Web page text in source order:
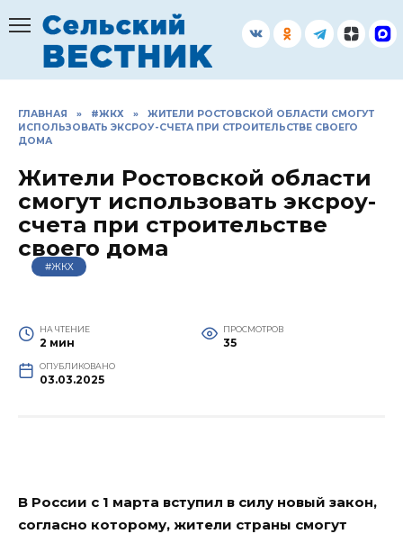
содержанию
ГЛАВНАЯ » #ЖКХ »
ЖИТЕЛИ РОСТОВСКОЙ ОБЛАСТИ СМОГУТ
ИСПОЛЬЗОВАТЬ ЭКСРОУ-СЧЕТА ПРИ СТРОИТЕЛЬСТВЕ СВОЕГО
ДОМА
Жители Ростовской области
смогут использовать эксроу-
счета при строительстве
своего дома
#ЖКХ
НА ЧТЕНИЕ
2 мин
ПРОСМОТРОВ
35
ОПУБЛИКОВАНО
03.03.2025
В России с 1 марта вступил в силу новый закон,
согласно которому, жители страны смогут